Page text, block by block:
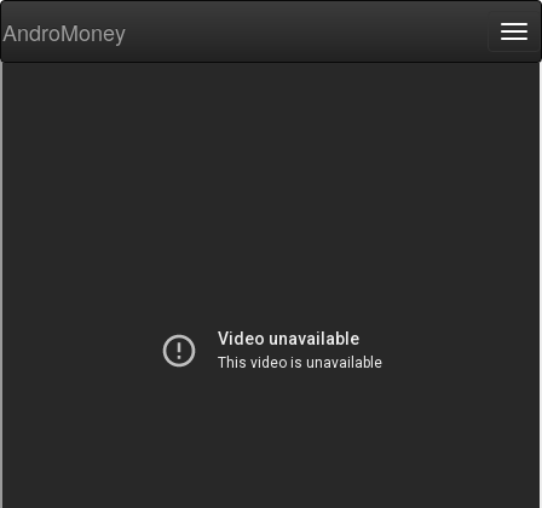
AndroMoney